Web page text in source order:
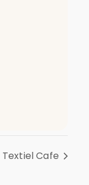
Textiel Cafe